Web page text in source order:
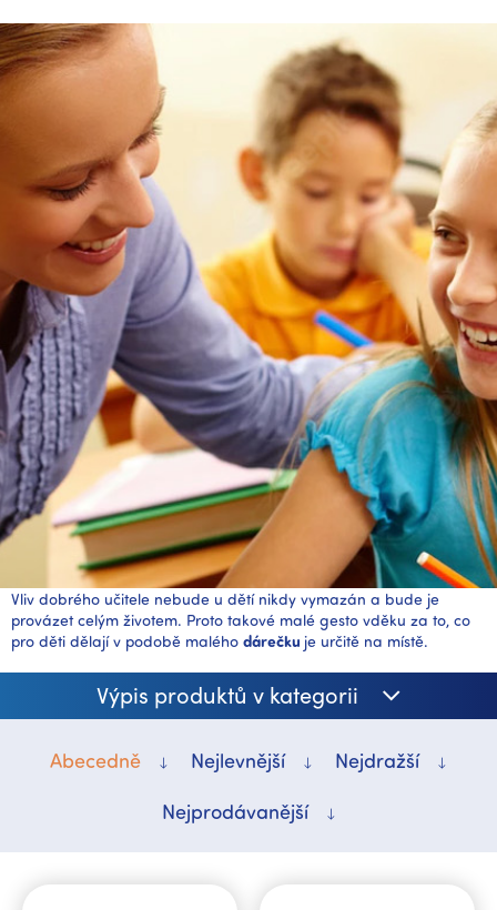
Vliv dobrého učitele nebude u dětí nikdy vymazán a bude je
provázet celým životem. Proto takové malé gesto vděku za to, co
pro děti dělají v podobě malého dárečku je určitě na místě.
Výpis produktů v kategorii
Abecedně Nejlevnější
Nejdražší
Nejprodávanější